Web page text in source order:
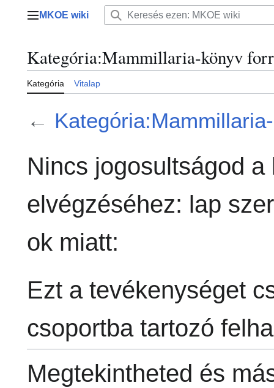
Főmenü
MKOE wiki
Kategória:Mammillaria-könyv
Kategória Vitalap
←
Nincs jogosultságod
elvégzéséhez: lap
ok miatt:
Ezt a tevékenységet
csoportba tartozó
Megtekintheted és